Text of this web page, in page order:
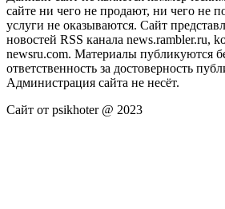
сайте ни чего не продают, ни чего не
услуги не оказываются. Сайт
новостей RSS канала news.rambler.ru,
newsru.com. Материалы публикуются
ответственность за достоверность
Администрация сайта не несёт.
Сайт от psikhoter @ 2023